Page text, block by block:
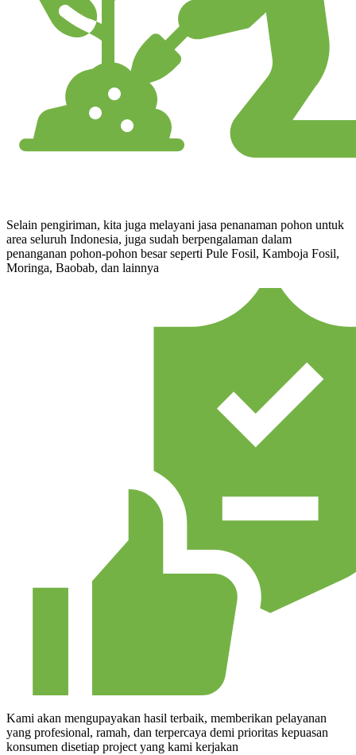
Selain pengiriman, kita juga melayani jasa penanaman pohon untuk
area seluruh Indonesia, juga sudah berpengalaman dalam
penanganan pohon-pohon besar seperti Pule Fosil, Kamboja Fosil,
Moringa, Baobab, dan lainnya
Kami akan mengupayakan hasil terbaik, memberikan pelayanan
yang profesional, ramah, dan terpercaya demi prioritas kepuasan
konsumen disetiap project yang kami kerjakan